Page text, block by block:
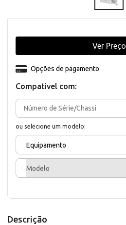
Compativel com:
ou selecione um modelo:
Equipamento
Modelo
Opções de pagamento
Ver Preço
Descrição